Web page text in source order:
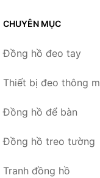
CHUYÊN MỤC
Đồng hồ đeo tay
Thiết bị đeo thông
Đồng hồ để bàn
Đồng hồ treo tường
Tranh đồng hồ